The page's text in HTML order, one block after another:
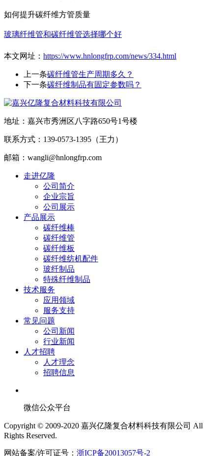
如何提升碳纤维方管质量
玻璃纤维管和碳纤维管选择哪个好
本文网址： https://www.hnlongfrp.com/news/334.html
上一条碳纤维管生产周期多久？
下一条碳纤维制品有固定参数吗？
地址：嘉兴市秀洲区八字路650号1号楼
联系方式：139-0573-1395（王力）
邮箱：wangli@hnlongfrp.com
走进亿隆
公司简介
企业宗旨
公司展示
产品展示
碳纤维棒
碳纤维管
碳纤维板
碳纤维纺机配件
玻纤制品
特殊纤维制品
技术服务
应用领域
服务支持
常见问题
公司新闻
行业新闻
人才招聘
人才理念
招聘信息
微信公众平台
Copyright © 2009-2020 嘉兴亿隆复合材料科技有限公司 All
Rights Reserved.
网站备案/许可证号： 浙ICP备20013057号-2